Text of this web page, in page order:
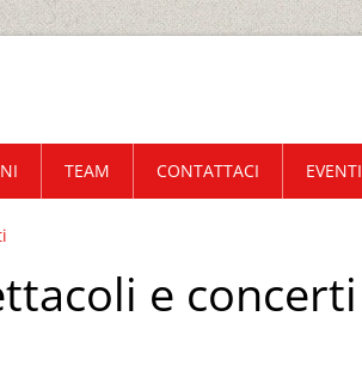
e concerti
TEAM CONTATTACI EVENTI